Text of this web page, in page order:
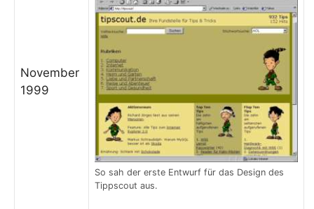
November
1999
So sah der erste Entwurf für das Design des
Tippscout aus.